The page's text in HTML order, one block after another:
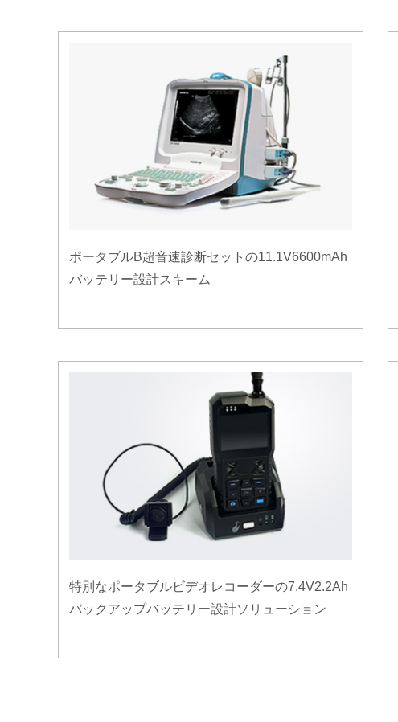
ポータブルB超音速診断セットの11.1V6600mAh
バッテリー設計スキーム
特別なポータブルビデオレコーダーの7.4V2.2Ah
バックアップバッテリー設計ソリューション